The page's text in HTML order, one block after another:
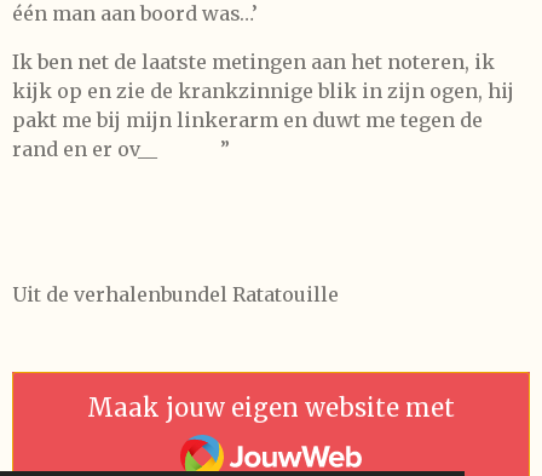
één man aan boord was…’
Ik ben net de laatste metingen aan het noteren, ik
kijk op en zie de krankzinnige blik in zijn ogen, hij
pakt me bij mijn linkerarm en duwt me tegen de
rand en er ov__
”
Uit de verhalenbundel Ratatouille
Maak jouw eigen website met
JouwWeb